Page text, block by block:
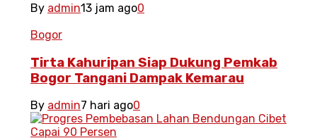
By admin13 jam ago0
Bogor
Tirta Kahuripan Siap Dukung Pemkab
Bogor Tangani Dampak Kemarau
By admin7 hari ago0